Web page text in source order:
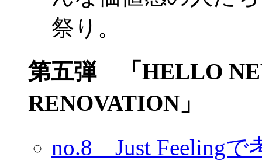
祭り。
第五弾 「HELLO
RENOVATION」
no.8 Just Feeling